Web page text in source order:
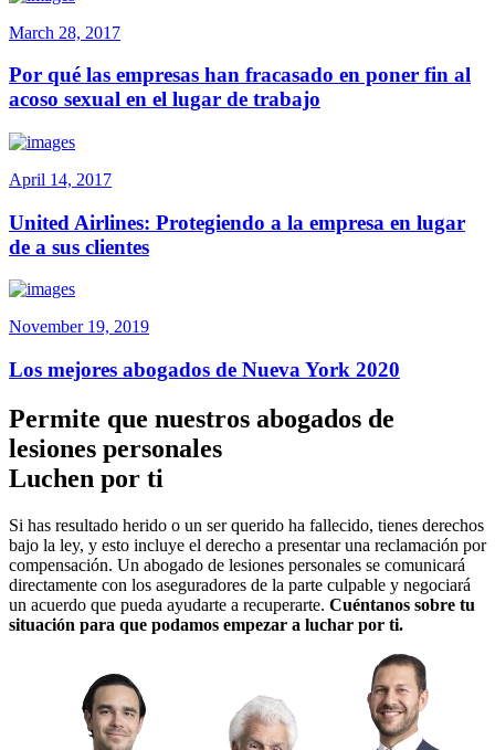
March 28, 2017
Por qué las empresas han fracasado en poner fin al
acoso sexual en el lugar de trabajo
April 14, 2017
United Airlines: Protegiendo a la empresa en lugar
de a sus clientes
November 19, 2019
Los mejores abogados de Nueva York 2020
Permite que nuestros abogados de
lesiones personales
Luchen por ti
Si has resultado herido o un ser querido ha fallecido, tienes derechos
bajo la ley, y esto incluye el derecho a presentar una reclamación por
compensación. Un abogado de lesiones personales se comunicará
directamente con los aseguradores de la parte culpable y negociará
un acuerdo que pueda ayudarte a recuperarte. Cuéntanos sobre tu
situación para que podamos empezar a luchar por ti.